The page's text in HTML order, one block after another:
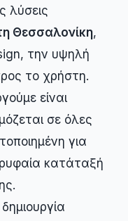
λύσεις
Θεσσαλονίκη,
την υψηλή
το χρήστη.
είναι
σε όλες
για
κατάταξή